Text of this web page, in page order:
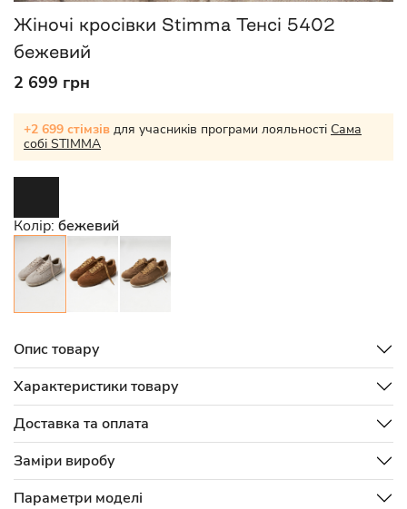
Жіночі кросівки Stimma Тенсі 5402
бежевий
2 699 грн
+2 699 стімзів для учасників програми лояльності Сама
собі STIMMA
Колір: бежевий
Опис товару
Характеристики товару
Доставка та оплата
Заміри виробу
Параметри моделі